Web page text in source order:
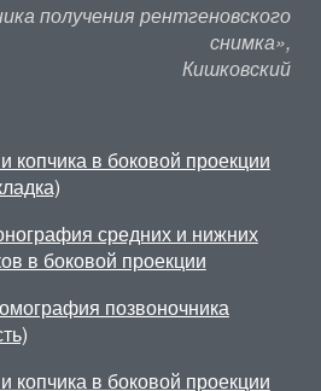
получения рентгеновского
снимка»,
Кишковский
копчика в боковой проекции
средних и нижних
в боковой проекции
позвоночника
копчика в боковой проекции